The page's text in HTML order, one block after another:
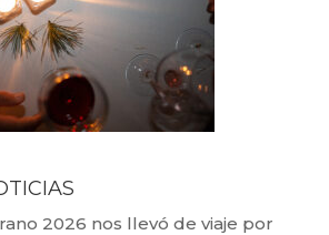
2026 nos llevó de viaje por